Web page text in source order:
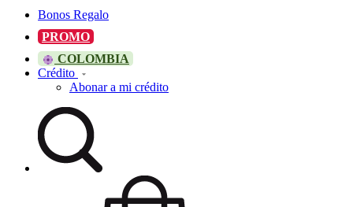
Bonos Regalo
PROMO
COLOMBIA
Crédito
Abonar a mi crédito